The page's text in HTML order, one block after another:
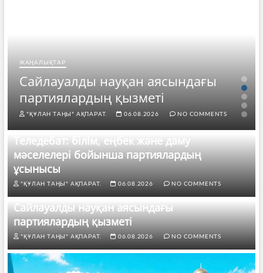
ЖАҢАЛЫҚТАР
Сайлауалды науқан аясындағы
партиялардың қызметі
"ҚҰЛАН ТАҢЫ" АҚПАРАТ. 06.08.2026 NO COMMENTS
Теледебат: білім, еңбек және даму
мәселелері бойынша партиялардың
ұсынысы
"ҚҰЛАН ТАҢЫ" АҚПАРАТ. 06.08.2026 NO COMMENTS
Сайлауалды науқан аясындағы
партиялардың қызметі
"ҚҰЛАН ТАҢЫ" АҚПАРАТ. 06.08.2026 NO COMMENTS